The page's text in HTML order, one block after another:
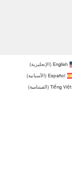
English
(الإنجليزية)
Español
(الأسبانية)
Tiếng Việt
(الفيتنامية)